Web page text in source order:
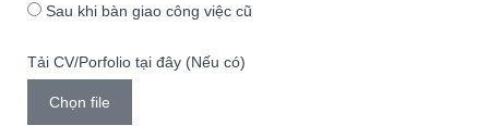
Sau khi bàn giao công việc cũ
Tải CV/Porfolio tại đây (Nếu có)
Chọn file